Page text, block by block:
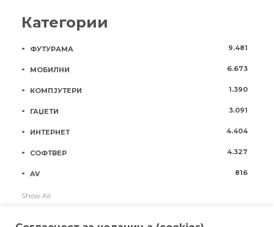
Категории
ФУТУРАМА 9.481
МОБИЛНИ 6.673
КОМПЈУТЕРИ 1.390
ГАЏЕТИ 3.091
ИНТЕРНЕТ 4.404
СОФТВЕР 4.327
AV 816
Show All